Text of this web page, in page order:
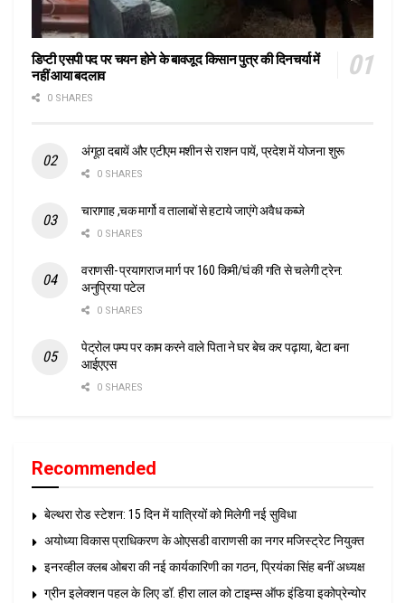
डिप्टी एसपी पद पर चयन होने के बावजूद किसान पुत्र की दिनचर्या में
नहीं आया बदलाव
0 SHARES
अंगूठा दबायें और एटीएम मशीन से राशन पायें, प्रदेश में योजना शुरू
0 SHARES
चारागाह ,चक मार्गो व तालाबों से हटाये जाएंगे अवैध कब्जे
0 SHARES
वराणसी- प्रयागराज मार्ग पर 160 किमी/घं की गति से चलेगी ट्रेन:
अनुप्रिया पटेल
0 SHARES
पेट्रोल पम्प पर काम करने वाले पिता ने घर बेच कर पढ़ाया, बेटा बना
आईएएस
0 SHARES
Recommended
बेल्थरा रोड स्टेशन: 15 दिन में यात्रियों को मिलेगी नई सुविधा
अयोध्या विकास प्राधिकरण के ओएसडी वाराणसी का नगर मजिस्ट्रेट नियुक्त
इनरव्हील क्लब ओबरा की नई कार्यकारिणी का गठन, प्रियंका सिंह बनीं अध्यक्ष
ग्रीन इलेक्शन पहल के लिए डॉ. हीरा लाल को टाइम्स ऑफ इंडिया इकोप्रेन्योर